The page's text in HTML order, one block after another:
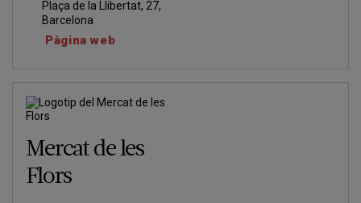
Plaça de la Llibertat, 27,
Barcelona
Pàgina web
Mercat de les
Flors